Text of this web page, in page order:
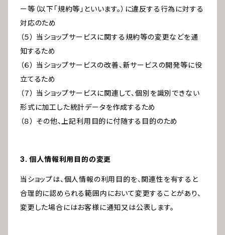
ー等（以下「規約等」といいます。）に違反する行為に対する
対応のため
（５） 当ショップサービスに関する規約等の変更などを通
知するため
（６） 当ショップサービスの改善、新サービスの開発等に役
立てるため
（７） 当ショップサービスに関連して、個別を識別できない
形式に加工した統計データを作成するため
（８） その他、上記利用目的に付随する目的のため
3. 個人情報利用目的の変更
当ショップは、個人情報の利用目的を、関連性を有すると
合理的に認められる範囲内において変更することがあり、
変更した場合にはお客様に通知又は公表します。